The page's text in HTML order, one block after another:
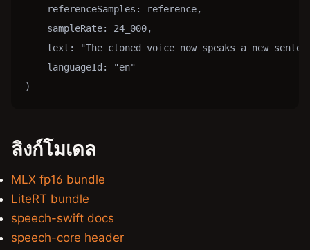
    referenceSamples: reference,
    sampleRate: 24_000,
text: "The cloned voice now speaks a new
    languageId: "en"
)
ลิงก์โมเดล
MLX fp16 bundle
LiteRT bundle
speech-swift docs
speech-core header